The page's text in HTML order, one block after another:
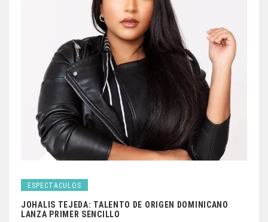
ESPECTACULOS
JOHALIS TEJEDA: TALENTO DE ORIGEN DOMINICANO
LANZA PRIMER SENCILLO